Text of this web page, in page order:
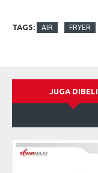
TAGS: AIR FRYER
JUGA DIBELI